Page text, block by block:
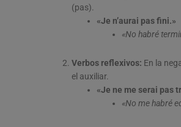
(pas).
«Je n’aurai pas fini.»
«No habré
Verbos reflexivos: En la
el auxiliar.
«Je ne me serai pas
«No me habré